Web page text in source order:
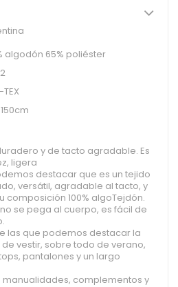
algodón 65% poliéster
y de tacto agradable. Es
ligera
destacar que es un tejido
versátil, agradable al tacto, y
100% algoTejdón.
se pega al cuerpo, es fácil de
las que podemos destacar la
vestir, sobre todo de verano,
pantalones y un largo
complementos y